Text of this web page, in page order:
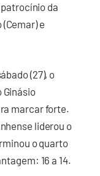
patrocínio da
e
(27), o
Ginásio
marcar forte.
liderou o
o quarto
16 a 14.